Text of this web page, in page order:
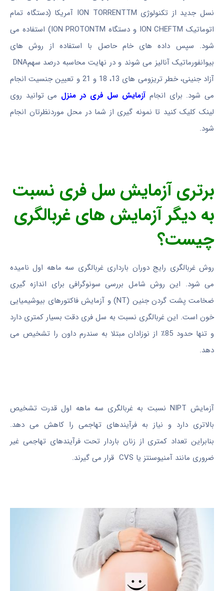
نسل جدید از تکنولوژی ION TORRENTTM آمریکا (دستگاه تمام
اتوماتیک ION CHEFTM و دستگاه ION PROTONTM) استفاده می
شود. سپس داده های خام حاصل با استفاده از روش های
آزاد جنینی، خطر تریزومی های 13، 18 و 21 و تعیین جنسیت انجام
می شود. برای انجام آزمایش سل فری در منزل می توانید روی
لینک کلیک کنید تا نمونه گیری از شما در محل موردنظرتان انجام
شود.
برتری آزمایش سل فری نسبت
به دیگر آزمایش های غربالگری
چیست؟
روش غربالگری رایج دوران بارداری غربالگری سه ماهه اول نامیده
می شود. این روش شامل بررسی سونوگرافی برای اندازه گیری
ضخامت پشت گردن جنین (NT) و آزمایش فاکتورهای بیوشیمیایی
خون است. این غربالگری نسبت به سل فری دقت بسیار کمتری دارد
و تنها حدود 85٪ از نوزادان مبتلا به سندرم داون را تشخیص می
دهد.
آزمایش NIPT نسبت به غربالگری سه ماهه اول قدرت تشخیص
بالاتری دارد و نیاز به فرآیندهای تهاجمی را کاهش می دهد.
بنابراین تعداد کمتری از زنان باردار تحت فرآیندهای تهاجمی غیر
ضروری مانند آمنیوسنتز یا CVS قرار می گیرند.